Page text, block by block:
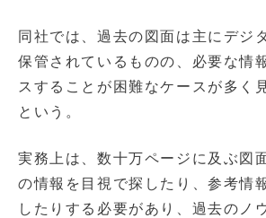
同社では、過去の図面は主にデジ
保管されているものの、必要な情
スすることが困難なケースが多く
という。
実務上は、数十万ページに及ぶ図
の情報を目視で探したり、参考情
したりする必要があり、過去のノ